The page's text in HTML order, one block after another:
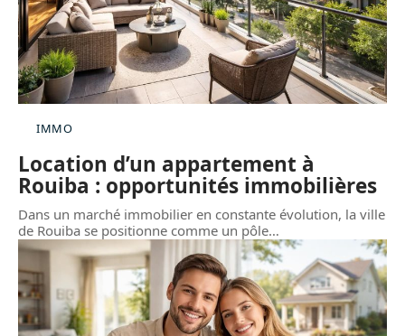
IMMO
Location d’un appartement à
Rouiba : opportunités immobilières
Dans un marché immobilier en constante évolution, la ville
de Rouiba se positionne comme un pôle…